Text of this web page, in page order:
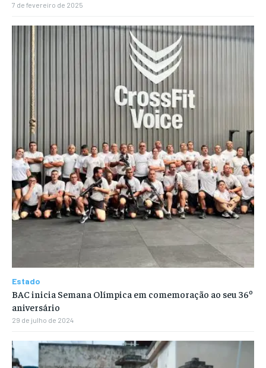
7 de fevereiro de 2025
Estado
BAC inicia Semana Olímpica em comemoração ao seu 36º
aniversário
29 de julho de 2024